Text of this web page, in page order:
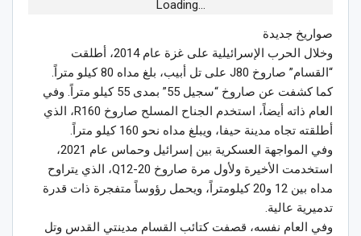
Loading...
صواريخ جديدة
وخلال الحرب الإسرائيلية على غزة عام 2014، أطلقت
“القسام” صاروخ J80 على تل أبيب، بلغ مداه 80 كيلو متراً.
كما كشفت عن صاروخ “سجيل 55” بمدى 55 كيلو متراً. وفي
العام ذاته أيضاً، استخدم الجناح المسلح صاروخ R160، الذي
أطلقته تجاه مدينة حيفا، ويبلغ مداه نحو 160 كيلو متراً.
وفي المواجهة العسكرية بين إسرائيل وحماس عام 2021،
استخدمت الأخيرة ولأول مرة صاروخ Q12-20، الذي يتراوح
مداه بين 12 و20 كيلومتراً، ويحمل رؤوساً متفجرة ذات قدرة
تدميرية عالية.
وفي العام نفسه، قصفت كتائب القسام مدينتي القدس وتل